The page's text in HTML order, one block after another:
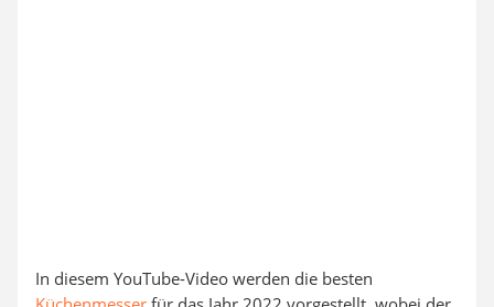
In diesem YouTube-Video werden die besten